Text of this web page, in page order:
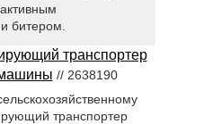
битером.
транспортер
машины // 2638190
транспортер